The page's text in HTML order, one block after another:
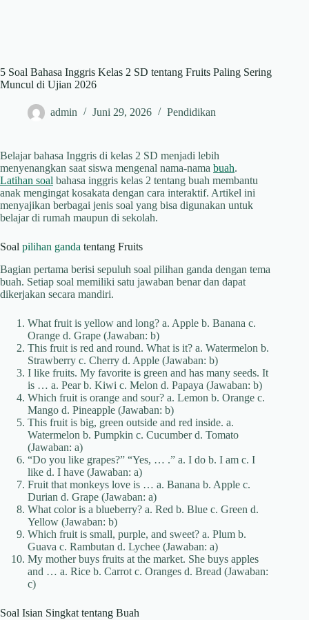
5 Soal Bahasa Inggris Kelas 2 SD tentang Fruits Paling Sering
Muncul di Ujian 2026
admin Juni 29, 2026 Pendidikan
Belajar bahasa Inggris di kelas 2 SD menjadi lebih
menyenangkan saat siswa mengenal nama-nama buah.
Latihan soal bahasa inggris kelas 2 tentang buah membantu
anak mengingat kosakata dengan cara interaktif. Artikel ini
menyajikan berbagai jenis soal yang bisa digunakan untuk
belajar di rumah maupun di sekolah.
Soal pilihan ganda tentang Fruits
Bagian pertama berisi sepuluh soal pilihan ganda dengan tema
buah. Setiap soal memiliki satu jawaban benar dan dapat
dikerjakan secara mandiri.
What fruit is yellow and long? a. Apple b. Banana c.
Orange d. Grape (Jawaban: b)
This fruit is red and round. What is it? a. Watermelon b.
Strawberry c. Cherry d. Apple (Jawaban: b)
I like fruits. My favorite is green and has many seeds. It
is … a. Pear b. Kiwi c. Melon d. Papaya (Jawaban: b)
Which fruit is orange and sour? a. Lemon b. Orange c.
Mango d. Pineapple (Jawaban: b)
This fruit is big, green outside and red inside. a.
Watermelon b. Pumpkin c. Cucumber d. Tomato
(Jawaban: a)
“Do you like grapes?” “Yes, … .” a. I do b. I am c. I
like d. I have (Jawaban: a)
Fruit that monkeys love is … a. Banana b. Apple c.
Durian d. Grape (Jawaban: a)
What color is a blueberry? a. Red b. Blue c. Green d.
Yellow (Jawaban: b)
Which fruit is small, purple, and sweet? a. Plum b.
Guava c. Rambutan d. Lychee (Jawaban: a)
My mother buys fruits at the market. She buys apples
and … a. Rice b. Carrot c. Oranges d. Bread (Jawaban:
c)
Soal Isian Singkat tentang Buah